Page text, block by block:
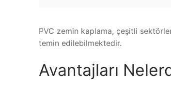
PVC zemin kaplama, çeşitli
temin edilebilmektedir.
Avantajları